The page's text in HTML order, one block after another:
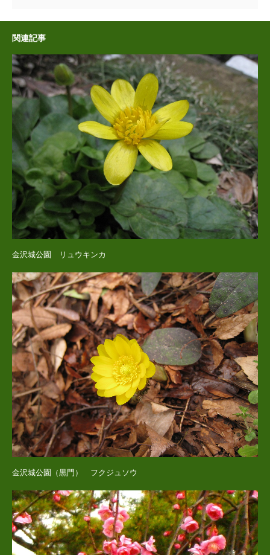
関連記事
金沢城公園 リュウキンカ
金沢城公園（黒門） フクジュソウ